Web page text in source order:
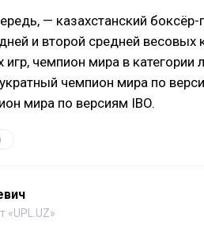
— казахстанский
и второй средней весовых
игр, чемпион мира в категории
чемпион мира по
мира по версиям IBO.
«UPL.UZ»